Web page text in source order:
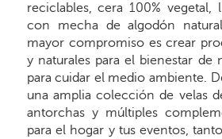
reciclables, cera 100% vegetal,
con mecha de algodón
mayor compromiso es crear
y naturales para el bienestar de
para cuidar el medio ambiente.
una amplia colección de velas
antorchas y múltiples
para el hogar y tus eventos,